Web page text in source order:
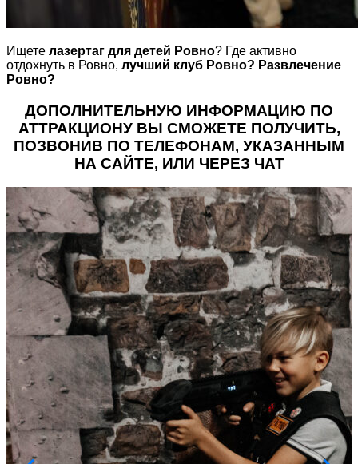
Ищете лазертаг для детей Ровно? Где активно
отдохнуть в Ровно, лучший клуб Ровно? Развлечение
Ровно?
ДОПОЛНИТЕЛЬНУЮ ИНФОРМАЦИЮ ПО
АТТРАКЦИОНУ ВЫ СМОЖЕТЕ ПОЛУЧИТЬ,
ПОЗВОНИВ ПО ТЕЛЕФОНАМ, УКАЗАННЫМ
НА САЙТЕ, ИЛИ ЧЕРЕЗ ЧАТ